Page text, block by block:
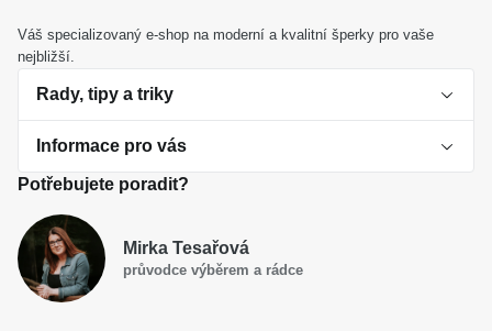
Váš specializovaný e-shop na moderní a kvalitní šperky pro vaše
nejbližší.
Rady, tipy a triky
O perlách
Jak vybrat perlový šperk
Dárková inspirace
Smaltované a korálkové šperky jako trend
Informace pro vás
Obchodní podmínky
Reklamační řád
Potřebujete poradit?
Mirka Tesařová
průvodce výběrem a rádce